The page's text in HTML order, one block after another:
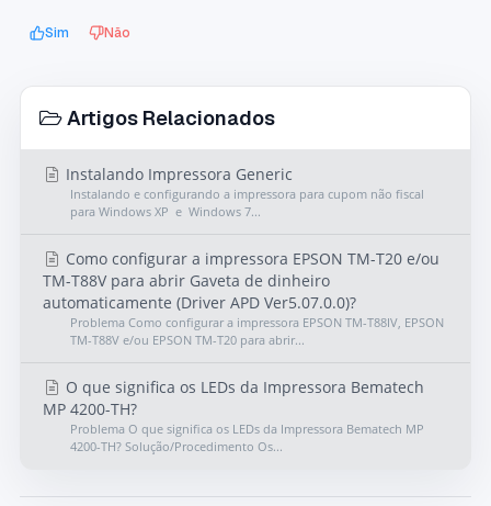
Sim Não
Artigos Relacionados
Instalando Impressora Generic
Instalando e configurando a impressora para cupom não fiscal
para Windows XP e Windows 7...
Como configurar a impressora EPSON TM-T20 e/ou
TM-T88V para abrir Gaveta de dinheiro
automaticamente (Driver APD Ver5.07.0.0)?
Problema Como configurar a impressora EPSON TM-T88IV, EPSON
TM-T88V e/ou EPSON TM-T20 para abrir...
O que significa os LEDs da Impressora Bematech
MP 4200-TH?
Problema O que significa os LEDs da Impressora Bematech MP
4200-TH? Solução/Procedimento Os...